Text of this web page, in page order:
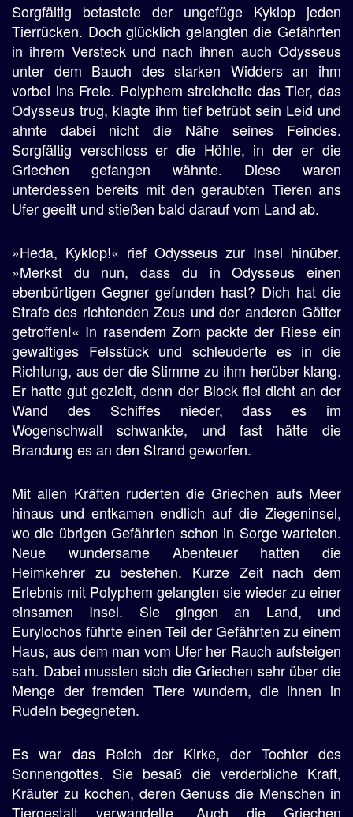
Sorgfältig betastete der ungefüge Kyklop jeden
Tierrücken. Doch glücklich gelangten die Gefährten
in ihrem Versteck und nach ihnen auch Odysseus
unter dem Bauch des starken Widders an ihm
vorbei ins Freie. Polyphem streichelte das Tier, das
Odysseus trug, klagte ihm tief betrübt sein Leid und
ahnte dabei nicht die Nähe seines Feindes.
Sorgfältig verschloss er die Höhle, in der er die
Griechen gefangen wähnte. Diese waren
unterdessen bereits mit den geraubten Tieren ans
Ufer geeilt und stießen bald darauf vom Land ab.
»Heda, Kyklop!« rief Odysseus zur Insel hinüber.
»Merkst du nun, dass du in Odysseus einen
ebenbürtigen Gegner gefunden hast? Dich hat die
Strafe des richtenden Zeus und der anderen Götter
getroffen!« In rasendem Zorn packte der Riese ein
gewaltiges Felsstück und schleuderte es in die
Richtung, aus der die Stimme zu ihm herüber klang.
Er hatte gut gezielt, denn der Block fiel dicht an der
Wand des Schiffes nieder, dass es im
Wogenschwall schwankte, und fast hätte die
Brandung es an den Strand geworfen.
Mit allen Kräften ruderten die Griechen aufs Meer
hinaus und entkamen endlich auf die Ziegeninsel,
wo die übrigen Gefährten schon in Sorge warteten.
Neue wundersame Abenteuer hatten die
Heimkehrer zu bestehen. Kurze Zeit nach dem
Erlebnis mit Polyphem gelangten sie wieder zu einer
einsamen Insel. Sie gingen an Land, und
Eurylochos führte einen Teil der Gefährten zu einem
Haus, aus dem man vom Ufer her Rauch aufsteigen
sah. Dabei mussten sich die Griechen sehr über die
Menge der fremden Tiere wundern, die ihnen in
Rudeln begegneten.
Es war das Reich der Kirke, der Tochter des
Sonnengottes. Sie besaß die verderbliche Kraft,
Kräuter zu kochen, deren Genuss die Menschen in
Tiergestalt verwandelte. Auch die Griechen